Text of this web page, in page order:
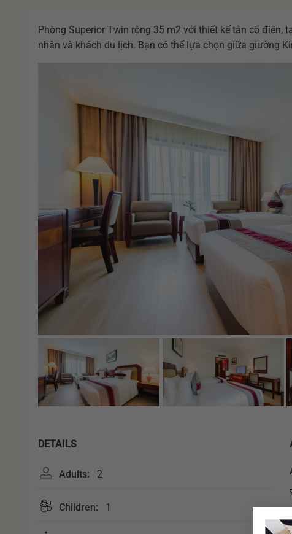
Phòng Superior Twin rộng 35 m2 với thiết kế tân cổ điển,
nhân và khách du lịch. Bạn có thể lựa chọn giữa giường
DETAILS
Adults: 2
Children: 1